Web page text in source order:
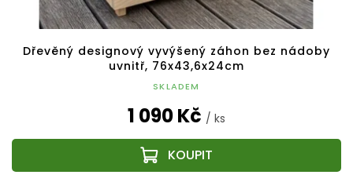
Dřevěný designový vyvýšený záhon bez nádoby
uvnitř, 76x43,6x24cm
SKLADEM
1 090 Kč / ks